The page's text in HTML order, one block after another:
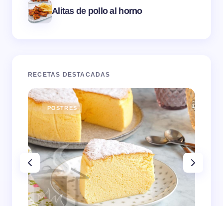
Alitas de pollo al horno
RECETAS DESTACADAS
POSTRES